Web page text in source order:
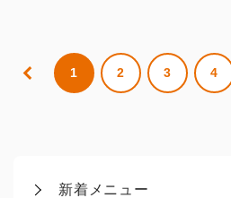
新着メニュー
1 2 3 4